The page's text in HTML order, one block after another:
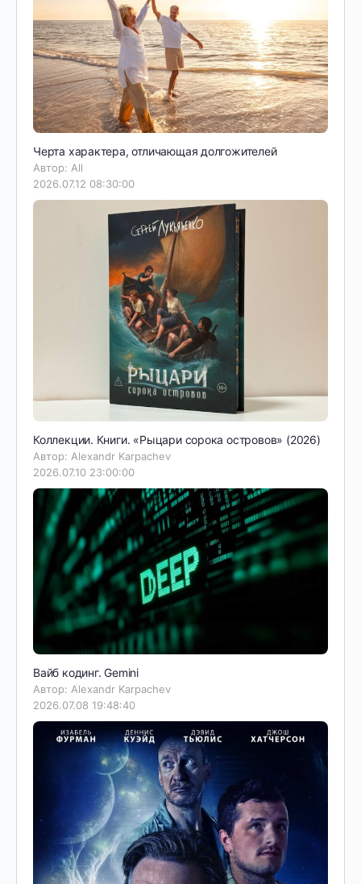
Черта характера, отличающая долгожителей
Автор: All
2026.07.12 08:30:00
Коллекции. Книги. «Рыцари сорока островов» (2026)
Автор: Alexandr Karpachev
2026.07.10 23:00:00
Вайб кодинг. Gemini
Автор: Alexandr Karpachev
2026.07.08 19:48:40